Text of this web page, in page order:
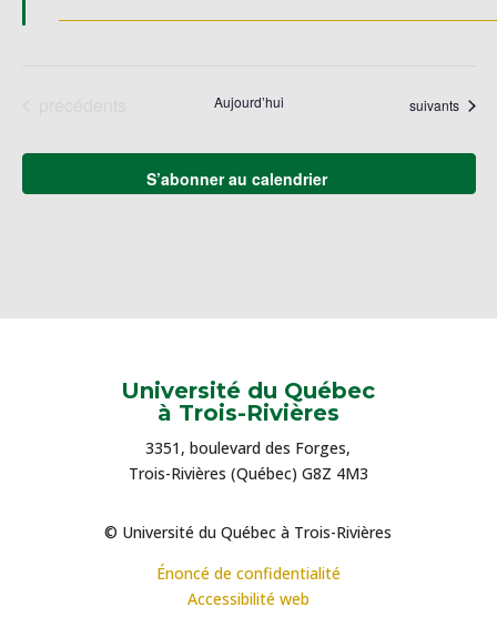
Aujourd’hui Évènements
suivants
S’abonner au calendrier
Université du Québec
à Trois-Rivières
3351, boulevard des Forges,
Trois-Rivières (Québec) G8Z 4M3
© Université du Québec à Trois-Rivières
Énoncé de confidentialité
Accessibilité web